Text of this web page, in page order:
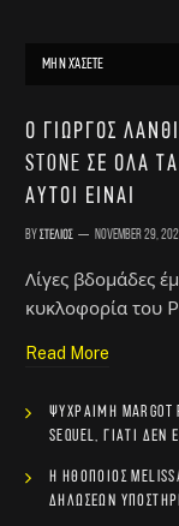
ΜΗΝ ΧΆΣΕΤΕ
Ο Γιώργος
Stone σε όλα
αυτοί είναι
ByΣτέλιος November 29,
Λίγες βδομάδες
κυκλοφορία του
Read More
Ψύχραιμη Margot
sequel, γιατί δεν
Η ηθοποιός
δηλώσεων